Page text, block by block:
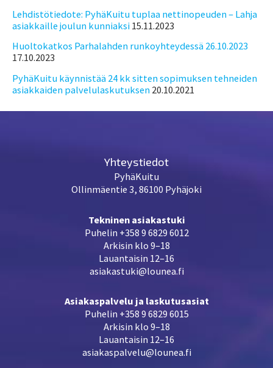
Lehdistötiedote: PyhäKuitu tuplaa nettinopeuden – Lahja
asiakkaille joulun kunniaksi 15.11.2023
Huoltokatkos Parhalahden runkoyhteydessä 26.10.2023
17.10.2023
PyhäKuitu käynnistää 24 kk sitten sopimuksen tehneiden
asiakkaiden palvelulaskutuksen 20.10.2021
Yhteystiedot
PyhäKuitu
Ollinmäentie 3, 86100 Pyhäjoki
Tekninen asiakastuki
Puhelin +358 9 6829 6012
Arkisin klo 9–18
Lauantaisin 12–16
asiakastuki@lounea.fi
Asiakaspalvelu ja laskutusasiat
Puhelin +358 9 6829 6015
Arkisin klo 9–18
Lauantaisin 12–16
asiakaspalvelu@lounea.fi